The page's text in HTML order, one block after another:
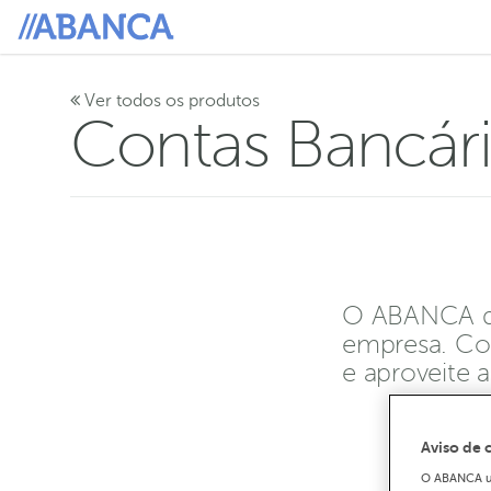
Ver todos os produtos
Contas
O ABANCA
empresa.
e aproveite
Aviso de
O ABANCA